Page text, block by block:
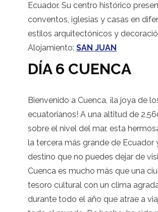
Ecuador. Su centro histórico
conventos, iglesias y casas en
estilos arquitectónicos y
Alojamiento: SAN JUAN
DÍA 6 CUENCA
Bienvenido a Cuenca, ¡la joya de
ecuatorianos! A una altitud de
sobre el nivel del mar, esta
la tercera más grande de Ecuador
destino que no puedes dejar de
Cuenca es mucho más que una
tesoro cultural con un clima
durante todo el año que atrae a